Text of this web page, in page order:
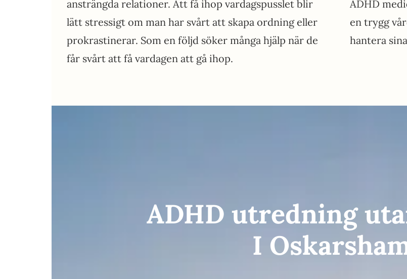
ansträngda relationer. Att få ihop vardagspusslet blir
lätt stressigt om man har svårt att skapa ordning eller
prokrastinerar. Som en följd söker många hjälp när de
får svårt att få vardagen att gå ihop.
ADHD
en trygg
hantera
ADHD utredning
I